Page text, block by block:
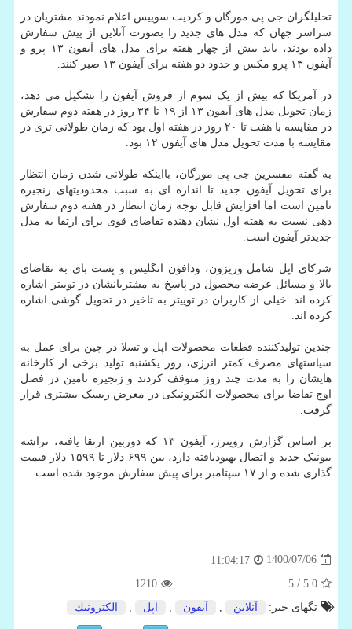
تحلیلگران جی پی مورگان و کردیت سوییس اعلام نمودند مشتریان در
سراسر جهان که مدل های جدید را بصورت آنلاین از پیش سفارش
داده بودند، باید بیش از چهار هفته برای مدل های آیفون ۱۳ پرو و
آیفون ۱۳ پرو مکس و حدود دو هفته برای آیفون ۱۳ صبر کنند.
در آمریکا که بیش از یک سوم از فروش آیفون را تشکیل می دهد،
زمان تحویل مدل های آیفون ۱۳ از ۱۹ تا ۳۴ روز در هفته دوم سفارش
در مقایسه با هفت تا ۲۰ روز در هفته اول بود که زمان طولانی تری در
مقایسه با مدت تحویل مدل های آیفون ۱۲ بود.
به گفته مفسرین جی پی مورگان، بااینکه طولانی شدن زمان انتظار
برای تحویل آیفون جدید تا اندازه ای به سبب محدودیتهای زنجیره
تامین است اما افزایش قابل توجه زمان انتظار در هفته دوم سفارش
دهی نسبت به هفته اول نشان دهنده تقاضای قوی برای ارتقا به مدل
جدیدتر آیفون است.
شرکای اپل شامل وریزون، ودافون انگلیس و بِست بای به تقاضای
بالا و مسائل عرضه محصول در پاسخ به مشتریانشان در توییتر اشاره
کرده اند. خیلی از کاربران در توییتر به تاخیر در تحویل گوشی اشاره
کرده اند.
چندین تولیدکننده قطعات محصولات اپل و تسلا در چین برای عمل به
سیاستهای مصرف کمتر انرژی، روز یکشنبه تولید برخی از کارخانه
هایشان را به مدت چند روز متوقف کردند و زنجیره تامین در فصل
اوج تقاضا برای محصولات الکترونیکی در معرض ریسک بیشتری قرار
گرفت.
بر اساس گزارش رویترز، آیفون ۱۳ که دوربین ارتقا یافته، تراشه
بیونیک جدید و اتصال بهبودیافته دارد، بین ۶۹۹ دلار تا ۱۵۹۹ دلار قیمت
گذاری شده و از ۱۷ سپتامبر برای پیش سفارش موجود شده است.
1400/07/06
11:04:17
5.0
/ 5
1210
تگهای خبر:
آنلاین آیفون اپل الكترونیك